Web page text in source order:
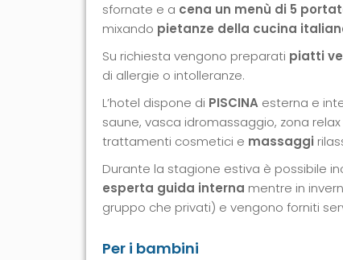
sfornate e a cena un menù di 5
mixando pietanze della cucina
Su richiesta vengono preparati piatti
di allergie o intolleranze.
L’hotel dispone di PISCINA esterna e
saune, vasca idromassaggio, zona
trattamenti cosmetici e massaggi
Durante la stagione estiva è possibile
esperta guida interna mentre in
gruppo che privati) e vengono forniti
Per i bambini